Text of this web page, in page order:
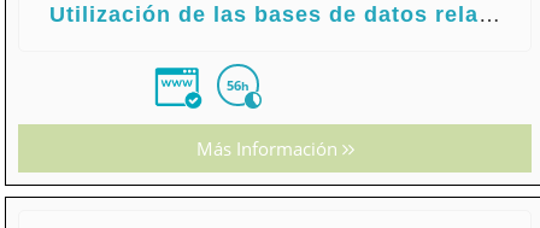
Utilización de las bases de datos relacionales en el sistema de gestión y almacenamiento de datos
56h
Más Información